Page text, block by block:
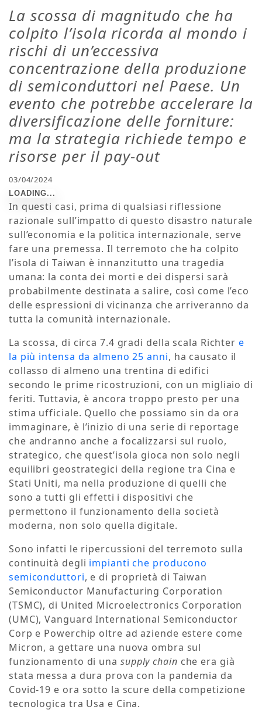
La scossa di magnitudo che ha
colpito l’isola ricorda al mondo i
rischi di un’eccessiva
concentrazione della produzione
di semiconduttori nel Paese. Un
evento che potrebbe accelerare la
diversificazione delle forniture:
ma la strategia richiede tempo e
risorse per il pay-out
03/04/2024
In questi casi, prima di qualsiasi riflessione
razionale sull’impatto di questo disastro naturale
sull’economia e la politica internazionale, serve
fare una premessa. Il terremoto che ha colpito
l’isola di Taiwan è innanzitutto una tragedia
umana: la conta dei morti e dei dispersi sarà
probabilmente destinata a salire, così come l’eco
delle espressioni di vicinanza che arriveranno da
tutta la comunità internazionale.
La scossa, di circa 7.4 gradi della scala Richter e
la più intensa da almeno 25 anni, ha causato il
collasso di almeno una trentina di edifici
secondo le prime ricostruzioni, con un migliaio di
feriti. Tuttavia, è ancora troppo presto per una
stima ufficiale. Quello che possiamo sin da ora
immaginare, è l’inizio di una serie di reportage
che andranno anche a focalizzarsi sul ruolo,
strategico, che quest’isola gioca non solo negli
equilibri geostrategici della regione tra Cina e
Stati Uniti, ma nella produzione di quelli che
sono a tutti gli effetti i dispositivi che
permettono il funzionamento della società
moderna, non solo quella digitale.
Sono infatti le ripercussioni del terremoto sulla
continuità degli impianti che producono
semiconduttori, e di proprietà di Taiwan
Semiconductor Manufacturing Corporation
(TSMC), di United Microelectronics Corporation
(UMC), Vanguard International Semiconductor
Corp e Powerchip oltre ad aziende estere come
Micron, a gettare una nuova ombra sul
funzionamento di una supply chain che era già
stata messa a dura prova con la pandemia da
Covid-19 e ora sotto la scure della competizione
tecnologica tra Usa e Cina.